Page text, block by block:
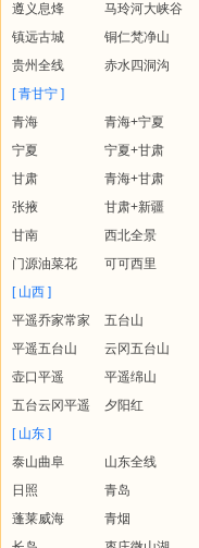
遵义息烽
马玲河大峡谷
镇远古城
铜仁梵净山
贵州全线
赤水四洞沟
[ 青甘宁 ]
青海
青海+宁夏
宁夏
宁夏+甘肃
甘肃
青海+甘肃
张掖
甘肃+新疆
甘南
西北全景
门源油菜花
可可西里
[ 山西 ]
平遥乔家常家
五台山
平遥五台山
云冈五台山
壶口平遥
平遥绵山
五台云冈平遥
夕阳红
[ 山东 ]
泰山曲阜
山东全线
日照
青岛
蓬莱威海
青烟